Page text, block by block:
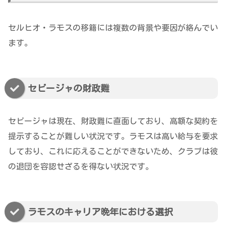
セルヒオ・ラモスの移籍には複数の背景や要因が絡んでい
ます。
セビージャの財政難
セビージャは現在、財政難に直面しており、高額な契約を
提示することが難しい状況です。ラモスは高い給与を要求
しており、これに応えることができないため、クラブは彼
の退団を容認せざるを得ない状況です。
ラモスのキャリア晩年における選択